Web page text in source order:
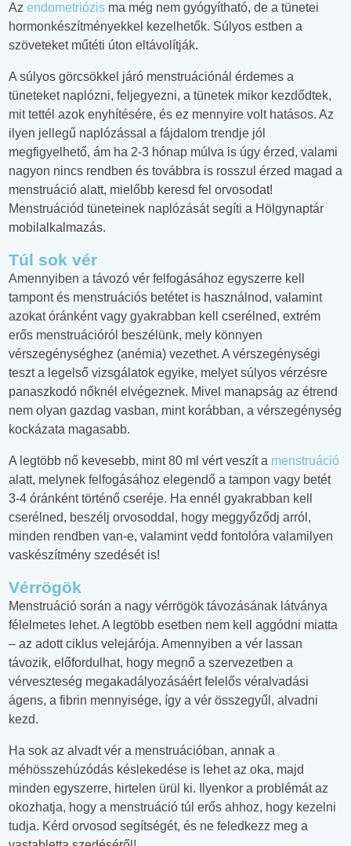
Az endometriózis ma még nem gyógyítható, de a tünetei
hormonkészítményekkel kezelhetők. Súlyos estben a
szöveteket műtéti úton eltávolítják.
A súlyos görcsökkel járó menstruációnál érdemes a
tüneteket naplózni, feljegyezni, a tünetek mikor kezdődtek,
mit tettél azok enyhítésére, és ez mennyire volt hatásos. Az
ilyen jellegű naplózással a fájdalom trendje jól
megfigyelhető, ám ha 2-3 hónap múlva is úgy érzed, valami
nagyon nincs rendben és továbbra is rosszul érzed magad a
menstruáció alatt, mielőbb keresd fel orvosodat!
Menstruációd tüneteinek naplózását segíti a Hölgynaptár
mobilalkalmazás.
Túl sok vér
Amennyiben a távozó vér felfogásához egyszerre kell
tampont és menstruációs betétet is használnod, valamint
azokat óránként vagy gyakrabban kell cserélned, extrém
erős menstruációról beszélünk, mely könnyen
vérszegénységhez (anémia) vezethet. A vérszegénységi
teszt a legelső vizsgálatok egyike, melyet súlyos vérzésre
panaszkodó nőknél elvégeznek. Mivel manapság az étrend
nem olyan gazdag vasban, mint korábban, a vérszegénység
kockázata magasabb.
A legtöbb nő kevesebb, mint 80 ml vért veszít a menstruáció
alatt, melynek felfogásához elegendő a tampon vagy betét
3-4 óránként történő cseréje. Ha ennél gyakrabban kell
cserélned, beszélj orvosoddal, hogy meggyőződj arról,
minden rendben van-e, valamint vedd fontolóra valamilyen
vaskészítmény szedését is!
Vérrögök
Menstruáció során a nagy vérrögök távozásának látványa
félelmetes lehet. A legtöbb esetben nem kell aggódni miatta
– az adott ciklus velejárója. Amennyiben a vér lassan
távozik, előfordulhat, hogy megnő a szervezetben a
vérveszteség megakadályozásáért felelős véralvadási
ágens, a fibrin mennyisége, így a vér összegyűl, alvadni
kezd.
Ha sok az alvadt vér a menstruációban, annak a
méhösszehúzódás késlekedése is lehet az oka, majd
minden egyszerre, hirtelen ürül ki. Ilyenkor a problémát az
okozhatja, hogy a menstruáció túl erős ahhoz, hogy kezelni
tudja. Kérd orvosod segítségét, és ne feledkezz meg a